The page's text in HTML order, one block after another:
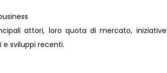
attori, loro quota di mercato, iniziative
sviluppi recenti.